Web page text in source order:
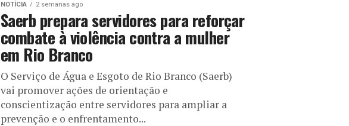
NOTÍCIA 2 semanas ago
Saerb prepara servidores para reforçar
combate à violência contra a mulher
em Rio Branco
O Serviço de Água e Esgoto de Rio Branco (Saerb)
vai promover ações de orientação e
conscientização entre servidores para ampliar a
prevenção e o enfrentamento...